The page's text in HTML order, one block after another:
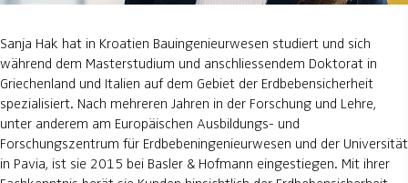
Sanja Hak hat in Kroatien Bauingenieurwesen studiert und sich
während dem Masterstudium und anschliessendem Doktorat in
Griechenland und Italien auf dem Gebiet der Erdbebensicherheit
spezialisiert. Nach mehreren Jahren in der Forschung und Lehre,
unter anderem am Europäischen Ausbildungs- und
Forschungszentrum für Erdbebeningenieurwesen und der Universität
in Pavia, ist sie 2015 bei Basler & Hofmann eingestiegen. Mit ihrer